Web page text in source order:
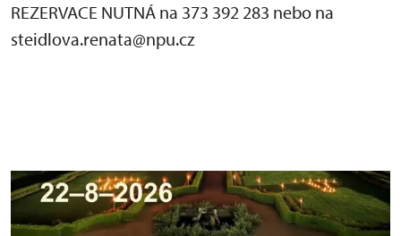
REZERVACE NUTNÁ na 373 392 283 nebo na
steidlova.renata@npu.cz